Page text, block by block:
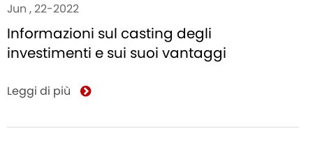
Jun , 22-2022
Informazioni sul casting degli
investimenti e sui suoi vantaggi
Leggi di più